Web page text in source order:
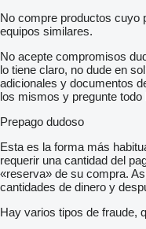
No compre productos cuyo
equipos similares.
No acepte compromisos
lo tiene claro, no dude en
adicionales y documentos
los mismos y pregunte todo
Prepago dudoso
Esta es la forma más
requerir una cantidad del
«reserva» de su compra.
cantidades de dinero y
Hay varios tipos de fraude,